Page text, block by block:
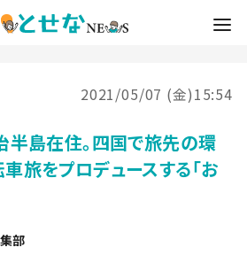
2021/05/07 (金)15:54
半島在住。四国で旅先の環
旅をプロデュースする「お
部